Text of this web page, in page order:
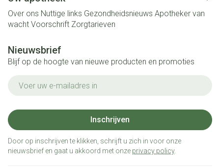
Over ons Nuttige links Gezondheidsnieuws Apotheker van
wacht Voorschrift Zorgtarieven
Nieuwsbrief
Blijf op de hoogte van nieuwe producten en promoties
Inschrijven
Door op inschrijven te klikken, schrijft u zich in voor onze
nieuwsbrief en gaat u akkoord met onze privacy policy.